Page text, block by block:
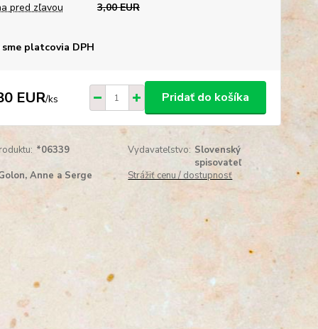
pred zľavou
3,00 EUR
sme platcovia DPH
EUR/ks Pridať do košíka
*06339 Vydavateľstvo: Slovenský
spisovateľ
Anne a Serge Strážiť cenu / dostupnosť